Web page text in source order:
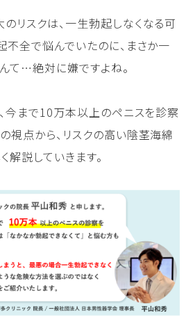
リスクは、一生勃起しなくなる可
不全で悩んでいたのに、まさか一
て…絶対に嫌ですよね。
今まで10万本以上のペニスを診察
視点から、リスクの高い陰茎海綿
解説していきます。